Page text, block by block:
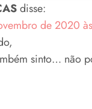
disse:
de 2020
sinto… não